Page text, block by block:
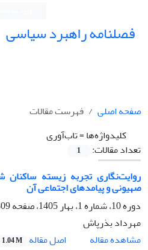
فصلنامه راهبرد سیاسی
صفحه اصلی
فهرست مقالات
کلیدواژه‌ها =تاب‌آوری
تعداد مقالات:
1
روایت‌نگاری تجربه زیسته
صهیونی و پیامدهای اجتماعی آن
دوره 10، شماره 1، بهار 1405، صفحه
334
مهرداد بذرپاش
مشاهده مقاله
اصل مقاله 1.04 M